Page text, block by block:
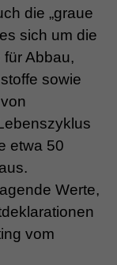
die „graue
sich um die
für Abbau,
sowie
etwa 50
Werte,
vom